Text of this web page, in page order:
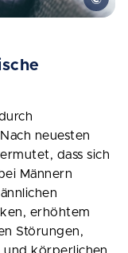
neuesten
dass sich
Männern
erhöhtem
Störungen,